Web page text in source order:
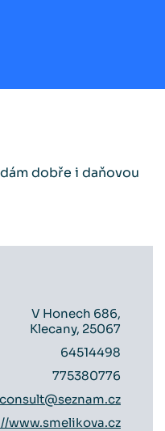
dobře i daňovou
V Honech 686,
Klecany, 25067
64514498
775380776
www.smelikova.cz